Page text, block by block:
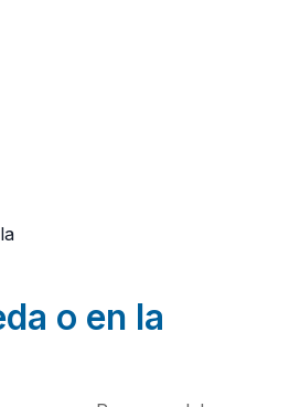
o en la